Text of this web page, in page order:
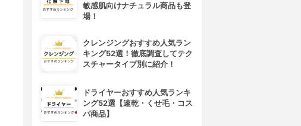
敏感肌向けナチュラル商品も登
場！
クレンジングおすすめ人気ラン
キング52選！徹底調査してテク
スチャータイプ別に紹介！
ドライヤーおすすめ人気ランキ
ング52選【速乾・くせ毛・コス
パ商品】